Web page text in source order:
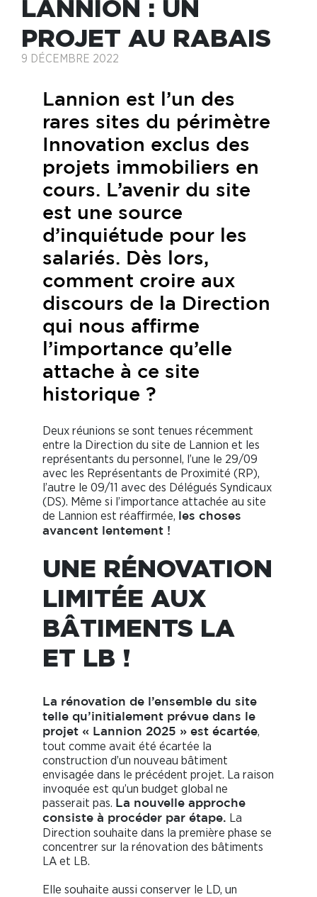
LANNION : UN
PROJET AU RABAIS
9 DÉCEMBRE 2022
Lannion est l’un des
rares sites du périmètre
Innovation exclus des
projets immobiliers en
cours. L’avenir du site
est une source
d’inquiétude pour les
salariés. Dès lors,
comment croire aux
discours de la Direction
qui nous affirme
l’importance qu’elle
attache à ce site
historique ?
Deux réunions se sont tenues récemment
entre la Direction du site de Lannion et les
représentants du personnel, l’une le 29/09
avec les Représentants de Proximité (RP),
l’autre le 09/11 avec des Délégués Syndicaux
(DS). Même si l’importance attachée au site
de Lannion est réaffirmée,
les choses
avancent lentement !
UNE RÉNOVATION
LIMITÉE AUX
BÂTIMENTS LA
ET LB !
La rénovation de l’ensemble du site
telle qu’initialement prévue dans le
projet « Lannion 2025 » est écartée,
tout comme avait été écartée la
construction d’un nouveau bâtiment
envisagée dans le précédent projet. La raison
invoquée est qu’un budget global ne
passerait pas. La nouvelle approche
consiste à procéder par étape. La
Direction souhaite dans la première phase se
concentrer sur la rénovation des bâtiments
LA et LB.
Elle souhaite aussi conserver le LD, un